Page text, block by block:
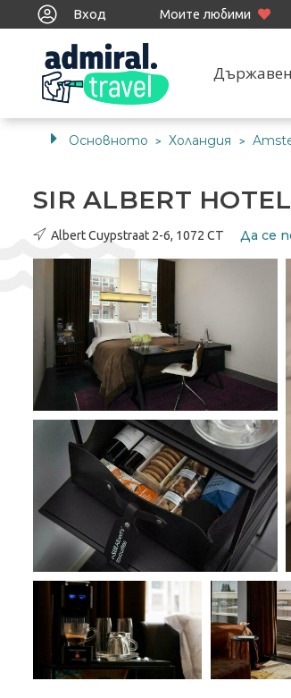
Вход Моите любими
Държавен
Основното > Холандия >
SIR ALBERT
Albert Cuypstraat 2-6, 1072 CT Да се